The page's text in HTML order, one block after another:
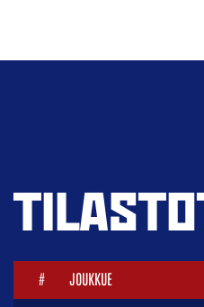
# JOUKKUE